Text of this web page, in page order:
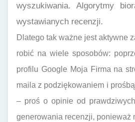
wyszukiwania. Algorytmy
wystawianych recenzji.
Dlatego tak ważne jest aktywne
robić na wiele sposobów:
profilu Google Moja Firma na
maila z podziękowaniem i
– proś o opinie od
generowania recenzji, ponieważ